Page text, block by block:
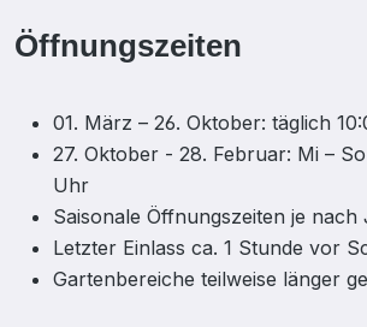
Öffnungszeiten
01. März – 26. Oktober: täglich
27. Oktober - 28. Februar: Mi –
Uhr
Saisonale Öffnungszeiten je nach
Letzter Einlass ca. 1 Stunde vor
Gartenbereiche teilweise länger